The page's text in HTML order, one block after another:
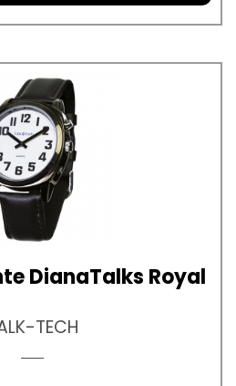
DianaTalks Royal
TECH